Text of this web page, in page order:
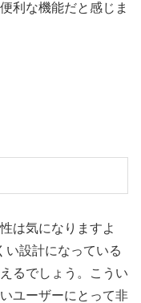
利な機能だと感じま
は気になりますよ
い設計になっている
るでしょう。こうい
ユーザーにとって非